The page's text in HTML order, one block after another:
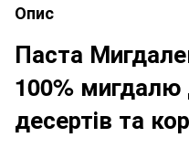
Опис
Паста
100% мигдалю
десертів та